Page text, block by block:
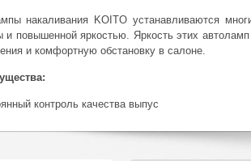
накаливания KOITO устанавливаются
и повышенной яркостью. Яркость этих
и комфортную обстановку в салоне.
контроль качества выпус